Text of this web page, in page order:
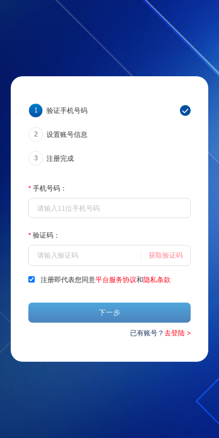
1 验证手机号码
2 设置账号信息
3 注册完成
* 手机号码：
* 验证码：
获取验证码
注册即代表您同意平台服务协议和隐私条款
下一步
已有账号？去登陆 >